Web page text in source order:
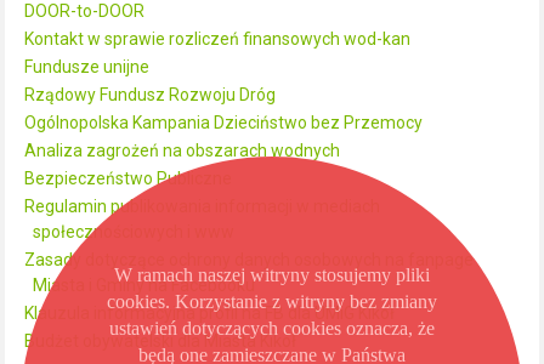
DOOR-to-DOOR
Kontakt w sprawie rozliczeń finansowych wod-kan
Fundusze unijne
Rządowy Fundusz Rozwoju Dróg
Ogólnopolska Kampania Dzieciństwo bez Przemocy
Analiza zagrożeń na obszarach wodnych
Bezpieczeństwo Publiczne
Regulamin publikowania informacji w mediach
społecznościowych i www
Zasady dotyczące ochrony danych osobowych na fanpage
Miasta i Gminy na Facebooku
Klauzula informacyjna profil na FB dla UMiG Kikół
Budżet obywatelski dla Miasta Kikół
W ramach naszej witryny stosujemy pliki
cookies. Korzystanie z witryny bez zmiany
ustawień dotyczących cookies oznacza, że
będą one zamieszczane w Państwa